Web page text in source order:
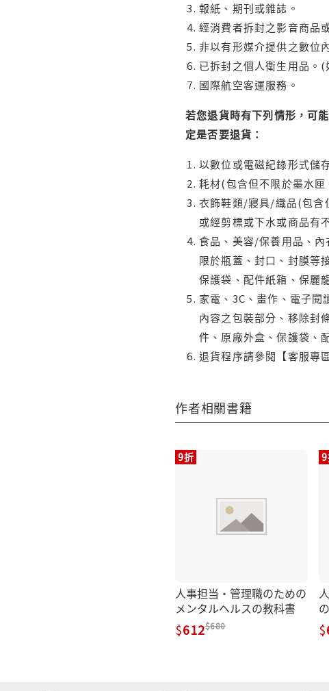
報紙、期刊或雜誌。
經消費者拆封之影音商品
非以有形媒介提供之數位
已拆封之個人衛生用品。
國際航空客運服務。
若您退貨時有下列情形，可
定是否要退貨：
以數位或電磁紀錄形式儲
耗材(包含但不限於墨水
衣飾鞋類/寢具/織品(包含
或經剪標或下水或商品有
食品、美容/保養用品、
限於瓶蓋、封口、封膜等
保護袋、配件紙箱、保麗
家電、3C、畫作、電子
內容之包裝部分、移除封
件、原廠外盒、保護袋、
退貨程序請參閱【客服專
作者相關書籍
9折
人事担当・管理職のための
メンタルヘルスの教科書
612 680